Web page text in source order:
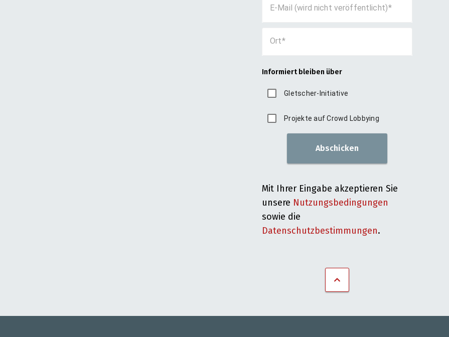
E-Mail (wird nicht veröffentlicht)
Ort
Informiert bleiben über
Gletscher-Initiative
Projekte auf Crowd Lobbying
Abschicken
Mit Ihrer Eingabe akzeptieren Sie
unsere Nutzungsbedingungen
sowie die
Datenschutzbestimmungen.